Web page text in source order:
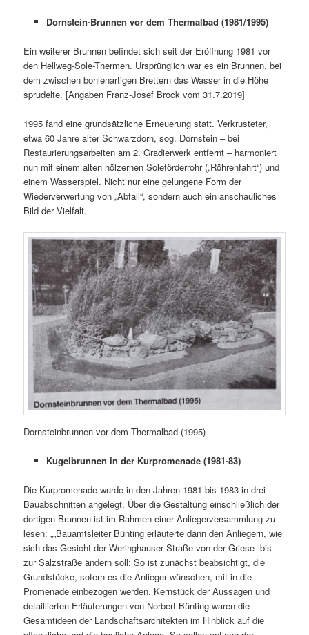
Dornstein-Brunnen vor dem Thermalbad (1981/1995)
Ein weiterer Brunnen befindet sich seit der Eröffnung 1981 vor
den Hellweg-Sole-Thermen. Ursprünglich war es ein Brunnen, bei
dem zwischen bohlenartigen Brettern das Wasser in die Höhe
sprudelte. [Angaben Franz-Josef Brock vom 31.7.2019]
1995 fand eine grundsätzliche Erneuerung statt. Verkrusteter,
etwa 60 Jahre alter Schwarzdorn, sog. Dornstein – bei
Restaurierungsarbeiten am 2. Gradierwerk entfernt – harmoniert
nun mit einem alten hölzernen Soleförderrohr („Röhrenfahrt“) und
einem Wasserspiel. Nicht nur eine gelungene Form der
Wiederverwertung von „Abfall“, sondern auch ein anschauliches
Bild der Vielfalt.
Dornsteinbrunnen vor dem Thermalbad (1995)
Kugelbrunnen in der Kurpromenade (1981-83)
Die Kurpromenade wurde in den Jahren 1981 bis 1983 in drei
Bauabschnitten angelegt. Über die Gestaltung einschließlich der
dortigen Brunnen ist im Rahmen einer Anliegerversammlung zu
lesen: „„Bauamtsleiter Bünting erläuterte dann den Anliegern, wie
sich das Gesicht der Weringhauser Straße von der Griese- bis
zur Salzstraße ändern soll: So ist zunächst beabsichtigt, die
Grundstücke, sofern es die Anlieger wünschen, mit in die
Promenade einbezogen werden. Kernstück der Aussagen und
detaillierten Erläuterungen von Norbert Bünting waren die
Gesamtideen der Landschaftsarchitekten im Hinblick auf die